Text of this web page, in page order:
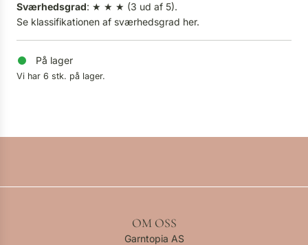
Sværhedsgrad: ★ ★ ★ (3 ud af 5).
Se klassifikationen af sværhedsgrad her.
På lager
Vi har 6 stk. på lager.
OM OSS
Garntopia AS